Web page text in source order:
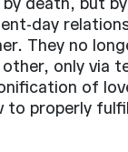
day
They no
only via
of
to properly